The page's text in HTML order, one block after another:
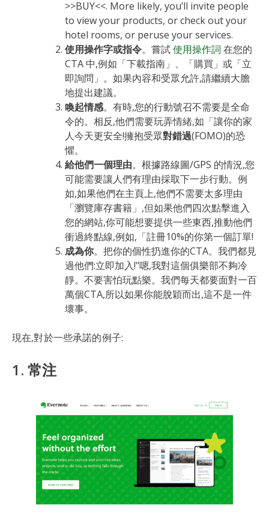
>>BUY<<. More likely, you’ll invite people
to view your products, or check out your
hotel rooms, or peruse your services.
使用操作字或指令。嘗試使用操作詞 在您的
CTA 中,例如「下載指南」、「購買」或「立
即詢問」。如果內容和受眾允許,請繼續大膽
地提出建議。
喚起情感。有時,您的行動號召不需要是全命
令的。相反,他們需要玩弄情緒,如「讓你的家
人今天更安全!擁抱受眾對錯過(FOMO)的恐
懼。
給他們一個理由。根據路線圖/GPS 的情況,您
可能需要讓人們有理由採取下一步行動。例
如,如果他們在主頁上,他們不需要太多理由
「瀏覽庫存書籍」,但如果他們四次點擊進入
您的網站,你可能想要提供一些東西,推動他們
衝過終點線,例如,「註冊10%的你第一個訂單!
成為你。把你的個性扔進你的CTA。我們都見
過他們:立即加入!"嗯,我對這個俱樂部不夠冷
靜。不要害怕玩點樂。我們每天都要面對一百
萬個CTA,所以如果你能脫穎而出,這不是一件
壞事。
現在,對於一些承諾的例子:
1. 常注